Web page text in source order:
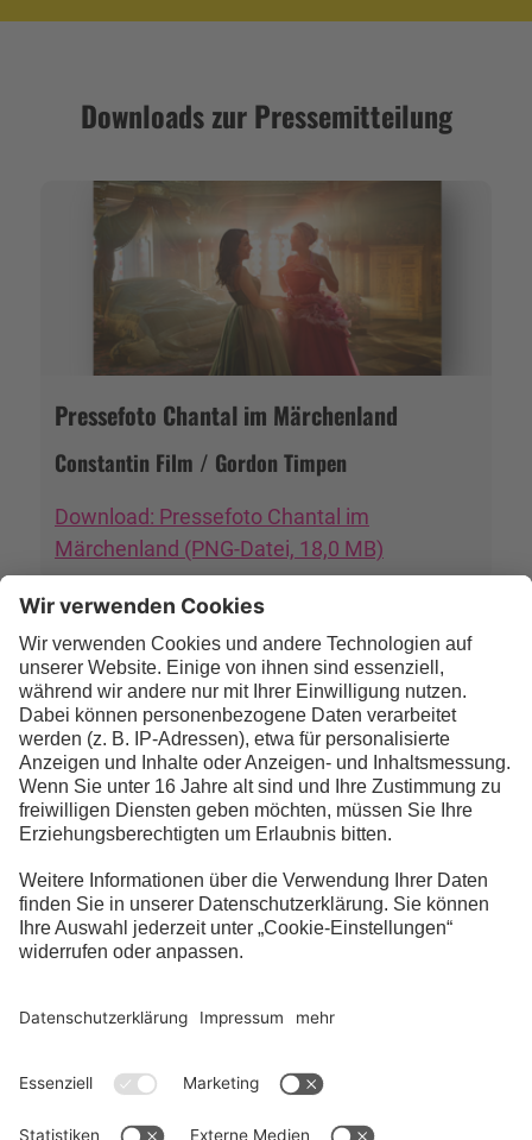
Downloads zur Pressemitteilung
Pressefoto Chantal im Märchenland
Constantin Film / Gordon Timpen
Download: Pressefoto Chantal im
Märchenland (PNG-Datei, 18,0 MB)
Chantal kann Mülltrennung - weil's wichtig
Download: Chantal kann Mülltrennung -
weil's wichtig ist (PDF-Datei, 84,0 KB)
Fragen & Antworten
Impressum